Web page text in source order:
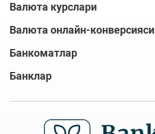
Валюта курслари
Валюта онлайн-конверсияси
Банкоматлар
Банклар